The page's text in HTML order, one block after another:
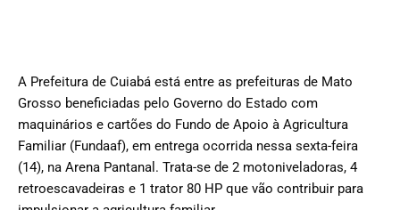
A Prefeitura de Cuiabá está entre as prefeituras de Mato
Grosso beneficiadas pelo Governo do Estado com
maquinários e cartões do Fundo de Apoio à Agricultura
Familiar (Fundaaf), em entrega ocorrida nessa sexta-feira
(14), na Arena Pantanal. Trata-se de 2 motoniveladoras, 4
retroescavadeiras e 1 trator 80 HP que vão contribuir para